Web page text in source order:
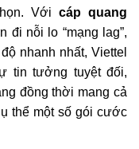
Vớicáp quang
đi nỗi lo “mạng lag”,
nhanh nhất, Viettel
tin tưởng tuyệt đối,
đồng thời mang cả
thể một số gói cước